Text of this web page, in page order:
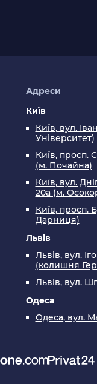
Адреси
Київ
Київ, вул.
Університет)
Київ, просп.
(м. Почайна)
Київ, вул.
20а (м.
Київ, просп.
Дарниця)
Львів
Львів, вул.
(колишня
Львів, вул.
Одеса
Одеса, вул.